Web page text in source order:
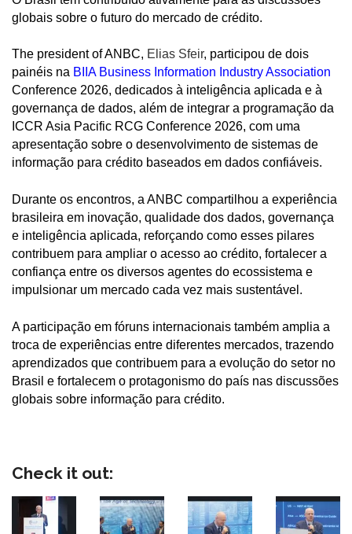
globais sobre o futuro do mercado de crédito.
The president of ANBC, Elias Sfeir, participou de dois
painéis na BIIA Business Information Industry Association
Conference 2026, dedicados à inteligência aplicada e à
governança de dados, além de integrar a programação da
ICCR Asia Pacific RCG Conference 2026, com uma
apresentação sobre o desenvolvimento de sistemas de
informação para crédito baseados em dados confiáveis.
Durante os encontros, a ANBC compartilhou a experiência
brasileira em inovação, qualidade dos dados, governança
e inteligência aplicada, reforçando como esses pilares
contribuem para ampliar o acesso ao crédito, fortalecer a
confiança entre os diversos agentes do ecossistema e
impulsionar um mercado cada vez mais sustentável.
A participação em fóruns internacionais também amplia a
troca de experiências entre diferentes mercados, trazendo
aprendizados que contribuem para a evolução do setor no
Brasil e fortalecem o protagonismo do país nas discussões
globais sobre informação para crédito.
Check it out: